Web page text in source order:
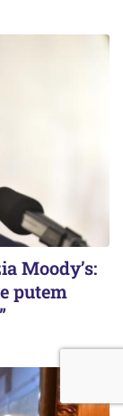
Moody’s:
putem